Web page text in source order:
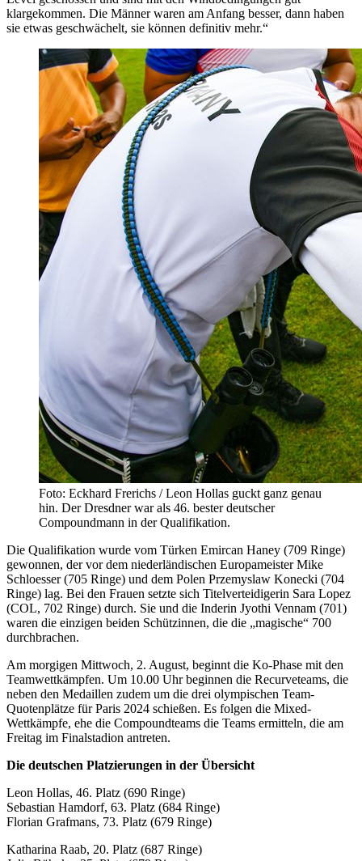
klargekommen. Die Männer waren am Anfang besser, dann haben
sie etwas geschwächelt, sie können definitiv mehr.“
Foto: Eckhard Frerichs / Leon Hollas guckt ganz genau
hin. Der Dresdner war als 46. bester deutscher
Compoundmann in der Qualifikation.
Die Qualifikation wurde vom Türken Emircan Haney (709 Ringe)
gewonnen, der vor dem niederländischen Europameister Mike
Schloesser (705 Ringe) und dem Polen Przemyslaw Konecki (704
Ringe) lag. Bei den Frauen setzte sich Titelverteidigerin Sara Lopez
(COL, 702 Ringe) durch. Sie und die Inderin Jyothi Vennam (701)
waren die einzigen beiden Schützinnen, die die „magische“ 700
durchbrachen.
Am morgigen Mittwoch, 2. August, beginnt die Ko-Phase mit den
Teamwettkämpfen. Um 10.00 Uhr beginnen die Recurveteams, die
neben den Medaillen zudem um die drei olympischen Team-
Quotenplätze für Paris 2024 schießen. Es folgen die Mixed-
Wettkämpfe, ehe die Compoundteams die Teams ermitteln, die am
Freitag im Finalstadion antreten.
Die deutschen Platzierungen in der Übersicht
Leon Hollas, 46. Platz (690 Ringe)
Sebastian Hamdorf, 63. Platz (684 Ringe)
Florian Grafmans, 73. Platz (679 Ringe)
Katharina Raab, 20. Platz (687 Ringe)